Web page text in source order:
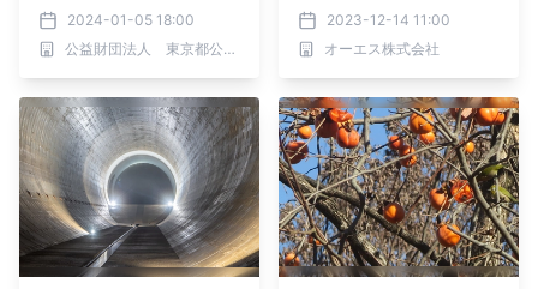
の里山」冬の野鳥をさがそ
う！
2024-01-05 18:00
公益財団法人 東京都公園協会
災害の仕組み〜」 2024年
1月14日（日）ＯＳシネマ
ズ神戸ハーバーランドにて
2023-12-14 11:00
オーエス株式会社